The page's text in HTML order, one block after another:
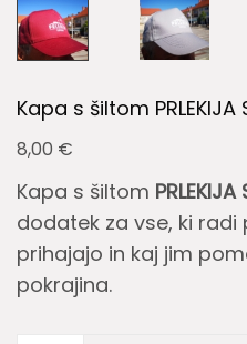
Kapa s šiltom PRLEKIJA
8,00 €
Kapa s šiltom PRLEKIJA
dodatek za vse, ki radi
prihajajo in kaj jim
pokrajina.